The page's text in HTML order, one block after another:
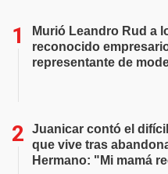
Murió Leandro Rud a
reconocido
representante de
Juanicar contó el
que vive tras
Hermano: "Mi mamá